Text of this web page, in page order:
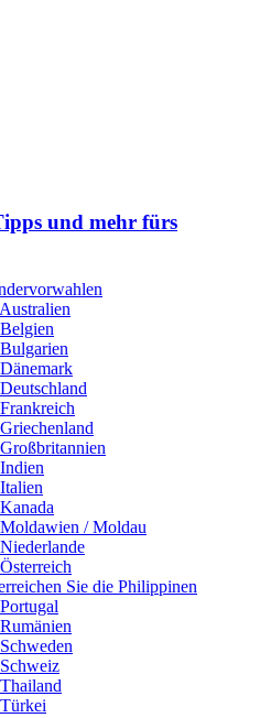
und mehr fürs
/ Moldau
Sie die Philippinen